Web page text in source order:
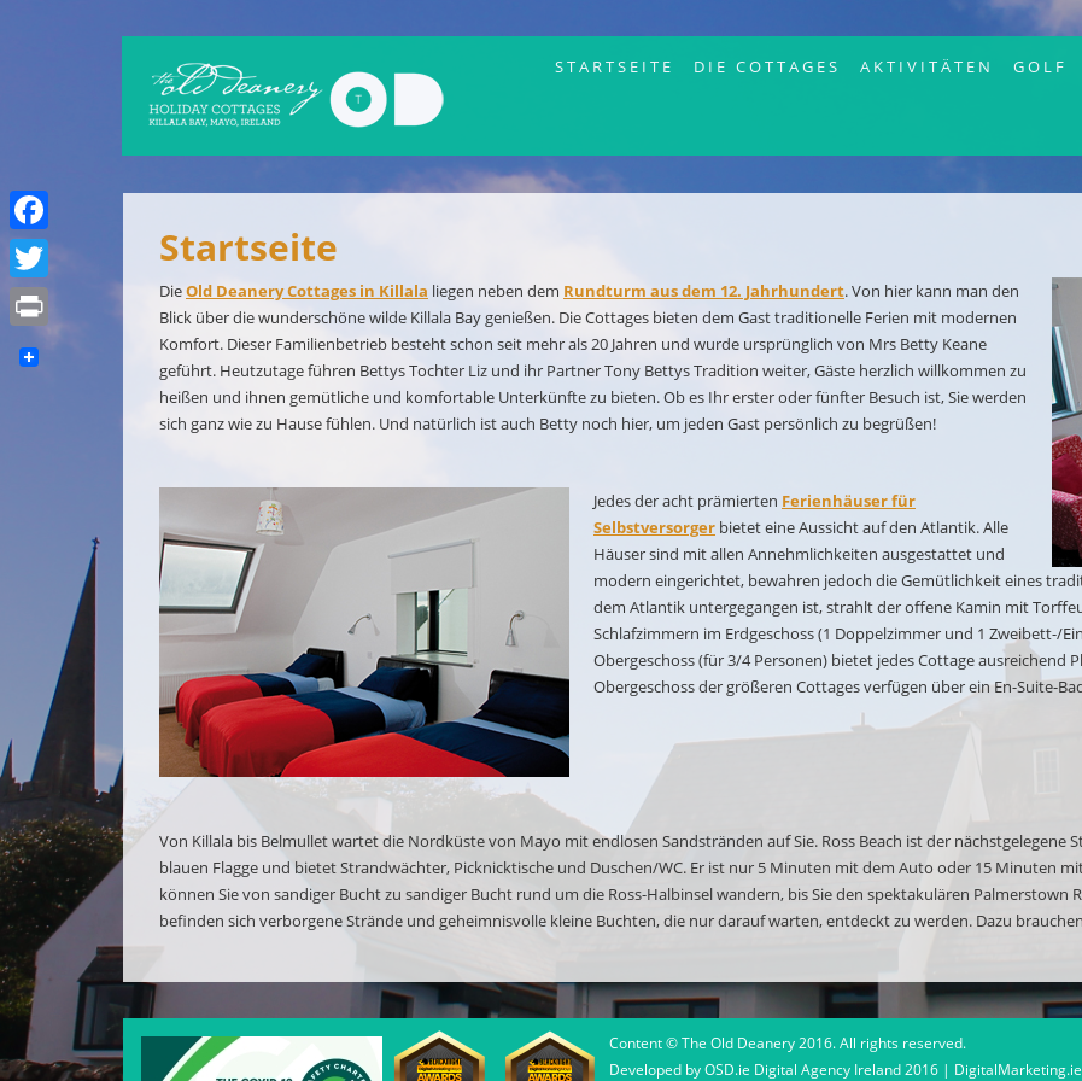
STARTSEITE DIE COTTAGES AKTIVITÄTEN GOLF
Startseite
DieOld Deanery Cottages in Killala liegen neben dem Rundturm aus dem 12. Jahrhundert. Von hier kann man den
Blick über die wunderschöne wilde Killala Bay genießen. Die Cottages bieten dem Gast traditionelle Ferien mit modernen
Komfort. Dieser Familienbetrieb besteht schon seit mehr als 20 Jahren und wurde ursprünglich von Mrs Betty Keane
geführt. Heutzutage führen Bettys Tochter Liz und ihr Partner Tony Bettys Tradition weiter, Gäste herzlich willkommen zu
heißen und ihnen gemütliche und komfortable Unterkünfte zu bieten. Ob es Ihr erster oder fünfter Besuch ist, Sie werden
sich ganz wie zu Hause fühlen. Und natürlich ist auch Betty noch hier, um jeden Gast persönlich zu begrüßen!
Jedes der acht prämierten Ferienhäuser für
Selbstversorger bietet eine Aussicht auf den Atlantik. Alle
Häuser sind mit allen Annehmlichkeiten ausgestattet und
modern eingerichtet, bewahren jedoch die Gemütlichkeit eines
dem Atlantik untergegangen ist, strahlt der offene Kamin mit
Schlafzimmern im Erdgeschoss (1 Doppelzimmer und 1 Zweibett-/
Obergeschoss (für 3/4 Personen) bietet jedes Cottage ausreichend
Obergeschoss der größeren Cottages verfügen über ein En-Suite-
Von Killala bis Belmullet wartet die Nordküste von Mayo mit endlosen Sandstränden auf Sie. Ross Beach ist der nächstgelegene
blauen Flagge und bietet Strandwächter, Picknicktische und Duschen/WC. Er ist nur 5 Minuten mit dem Auto oder 15 Minuten
können Sie von sandiger Bucht zu sandiger Bucht rund um die Ross-Halbinsel wandern, bis Sie den spektakulären Palmerstown
befinden sich verborgene Strände und geheimnisvolle kleine Buchten, die nur darauf warten, entdeckt zu werden. Dazu
Content © The Old Deanery 2016. All rights reserved.
Developed byOSD.ie Digital Agency Ireland 2016 | DigitalMarketing.ie
Facebook
Twitter
Print